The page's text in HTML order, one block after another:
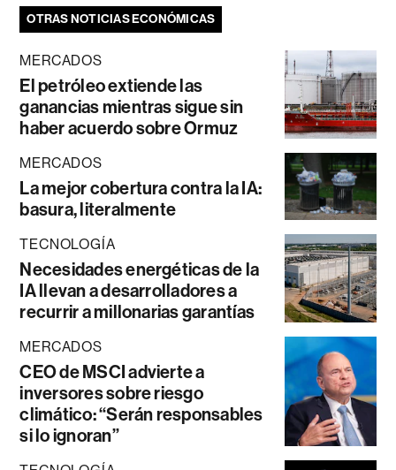
OTRAS NOTICIAS ECONÓMICAS
MERCADOS
El petróleo extiende las
ganancias mientras sigue sin
haber acuerdo sobre Ormuz
MERCADOS
La mejor cobertura contra la IA:
basura, literalmente
TECNOLOGÍA
Necesidades energéticas de la
IA llevan a desarrolladores a
recurrir a millonarias garantías
MERCADOS
CEO de MSCI advierte a
inversores sobre riesgo
climático: “Serán responsables
si lo ignoran”